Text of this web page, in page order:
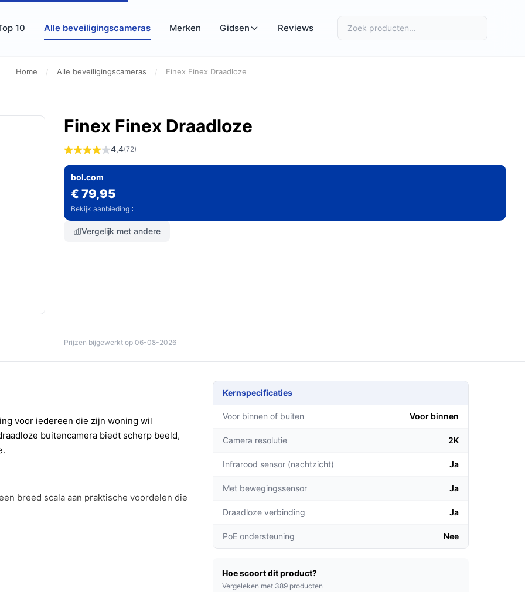
10 Alle beveiligingscameras Merken Gidsen Reviews
Home / Alle beveiligingscameras / Finex Finex Draadloze
Finex Finex Draadloze
4,4(72)
bol.com
€ 79,95
Bekijk aanbieding
Vergelijk met andere
Prijzen bijgewerkt op 06-08-2026
voor iedereen die zijn woning wil
buitencamera biedt scherp beeld,
breed scala aan praktische voordelen die
Kernspecificaties
Voor binnen of buiten Voor binnen
Camera resolutie 2K
Infrarood sensor (nachtzicht) Ja
Met bewegingssensor Ja
Draadloze verbinding Ja
PoE ondersteuning Nee
Hoe scoort dit product?
Vergeleken met 389 producten